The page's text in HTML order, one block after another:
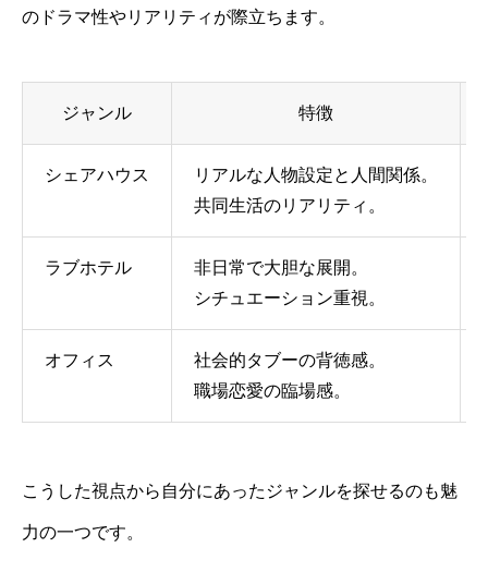
のドラマ性やリアリティが際立ちます。
ジャンル 特徴
シェアハウス
リアルな人物設定と人間関係。
共同生活のリアリティ。
ラブホテル
非日常で大胆な展開。
シチュエーション重視。
オフィス
社会的タブーの背徳感。
職場恋愛の臨場感。
こうした視点から自分にあったジャンルを探せるのも魅
力の一つです。